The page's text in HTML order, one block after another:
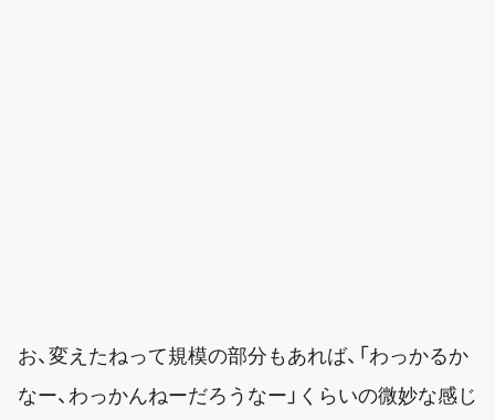
お、変えたねって規模の部分もあれば、「わっかるか
なー、わっかんねーだろうなー」くらいの微妙な感じ